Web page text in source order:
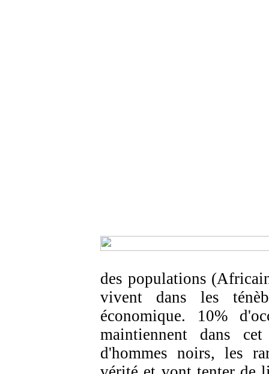
des populations
vivent dans les
économique. 10%
maintiennent dans
d'hommes noirs, les